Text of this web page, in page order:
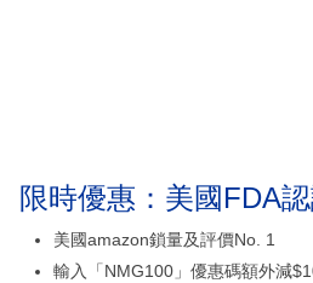
限時優惠：美國FDA
美國amazon鎖量及評價No. 1
輸入「NMG100」優惠碼額外減